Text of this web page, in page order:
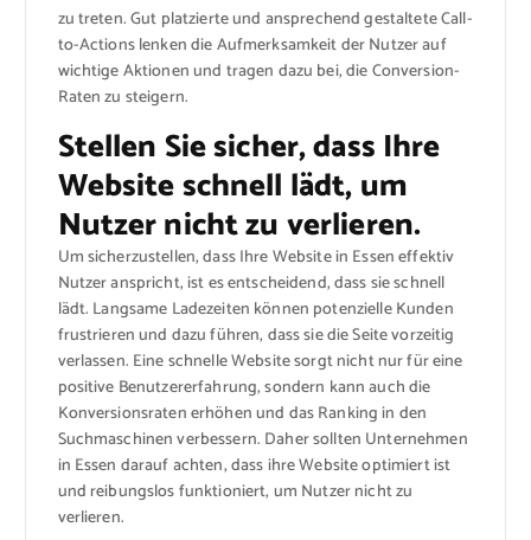
zu treten. Gut platzierte und ansprechend gestaltete Call-
to-Actions lenken die Aufmerksamkeit der Nutzer auf
wichtige Aktionen und tragen dazu bei, die Conversion-
Raten zu steigern.
Stellen Sie sicher, dass Ihre
Website schnell lädt, um
Nutzer nicht zu verlieren.
Um sicherzustellen, dass Ihre Website in Essen effektiv
Nutzer anspricht, ist es entscheidend, dass sie schnell
lädt. Langsame Ladezeiten können potenzielle Kunden
frustrieren und dazu führen, dass sie die Seite vorzeitig
verlassen. Eine schnelle Website sorgt nicht nur für eine
positive Benutzererfahrung, sondern kann auch die
Konversionsraten erhöhen und das Ranking in den
Suchmaschinen verbessern. Daher sollten Unternehmen
in Essen darauf achten, dass ihre Website optimiert ist
und reibungslos funktioniert, um Nutzer nicht zu
verlieren.